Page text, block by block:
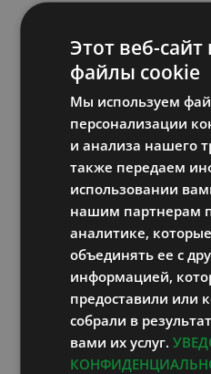
нужно поддержать,
лекарственными
гомеопатическими
Принимается также
часто проводить
Новости
Поиск
Search
Этот веб-сайт
файлы cookie
Мы используем
персонализации
и анализа нашего
также передаем
использовании
нашим партнерам
аналитике,
объединять ее с
информацией,
предоставили или
собрали в
вами их услуг.